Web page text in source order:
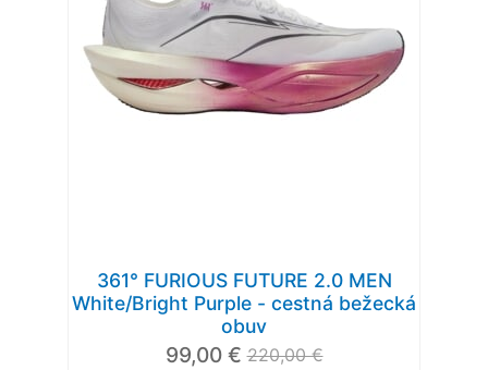
361° FURIOUS FUTURE 2.0 MEN
White/Bright Purple - cestná bežecká
obuv
99,00 € 220,00 €